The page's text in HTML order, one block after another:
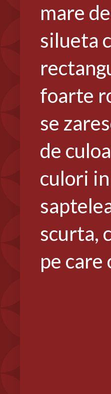
mare
silueta
foarte
se
de
culori
scurta,
pe care